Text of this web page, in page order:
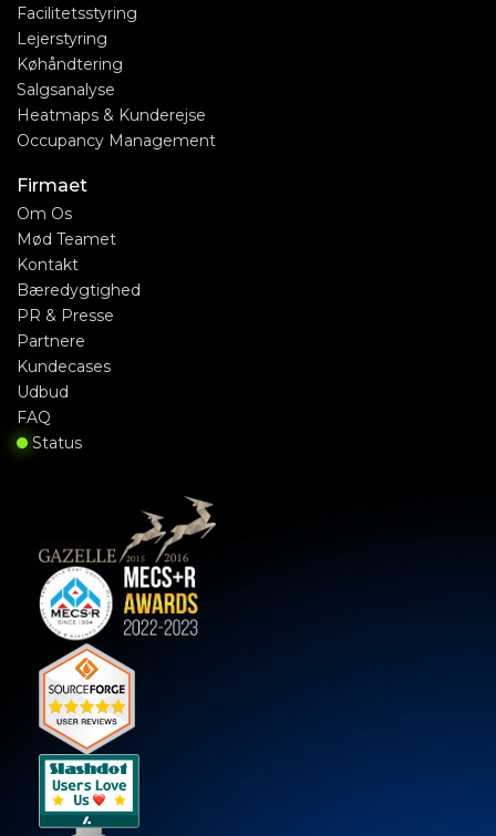
Facilitetsstyring
Lejerstyring
Køhåndtering
Salgsanalyse
Heatmaps & Kunderejse
Occupancy Management
Firmaet
Om Os
Mød Teamet
Kontakt
Bæredygtighed
PR & Presse
Partnere
Kundecases
Udbud
FAQ
Status